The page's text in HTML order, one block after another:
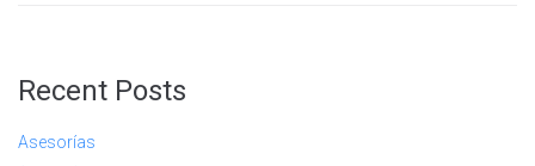
Recent Posts
Asesorías